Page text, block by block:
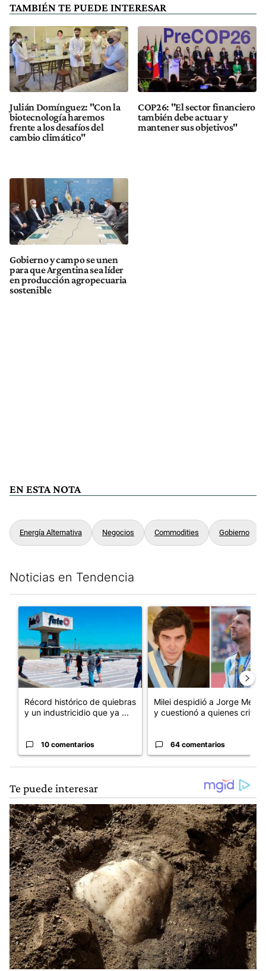
TAMBIÉN TE PUEDE INTERESAR
Julián Domínguez: "Con la
biotecnología haremos
frente a los desafíos del
cambio climático"
COP26: "El sector financiero
también debe actuar y
mantener sus objetivos"
Gobierno y campo se unen
para que Argentina sea líder
en producción agropecuaria
sostenible
EN ESTA NOTA
Energía Alternativa Negocios Commodities Gobierno
Noticias en Tendencia
Un artículo de tendencia con el título "Récord histórico de
Récord histórico de quiebras
y un industricidio que ya ...
10 comentarios
Un artículo de tendencia con
Milei despidió a Jorge Messi
y cuestionó a quienes crit...
64 comentarios